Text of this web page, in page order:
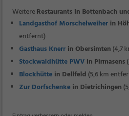
WeitereRestaurants in Bottenbach
Landgasthof Morschelweiher in
entfernt)
Gasthaus Knerr in Obersimten (4,7
Stockwaldhütte PWV in Pirmasens
Blockhütte in Dellfeld (5,6 km
Zur Dorfschenke in Dietrichingen